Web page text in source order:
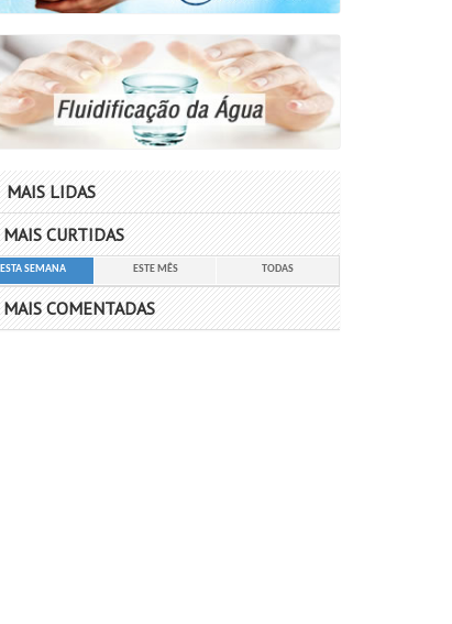
MAIS LIDAS
MAIS CURTIDAS
ESTA SEMANA ESTE MÊS TODAS
MAIS COMENTADAS